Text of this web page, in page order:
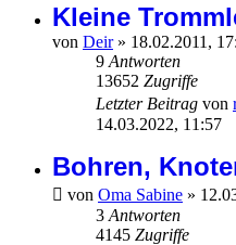
Kleine
von Deir» 18.02.2011,
9 Antworten
13652 Zugriffe
Letzter Beitrag von
14.03.2022, 11:57
Bohren,
von Oma Sabine »
3 Antworten
4145 Zugriffe